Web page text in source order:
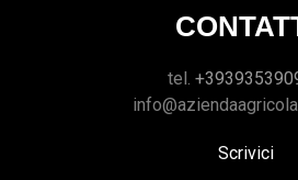
tel.
Scrivici